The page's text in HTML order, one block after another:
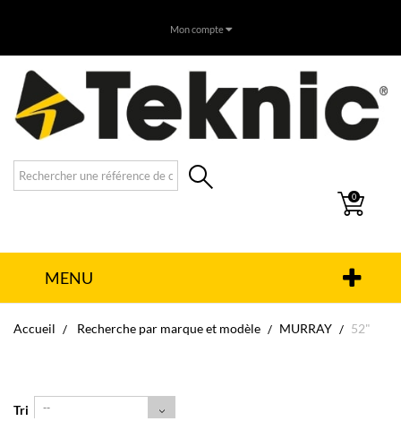
Mon compte
0
MENU
Accueil Recherche par marque et modèle MURRAY 52"
Tri --